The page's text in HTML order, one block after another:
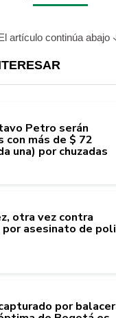
artículo continúa abajo
Petro serán
con más de $ 72
una) por chuzadas
otra vez contra
asesinato de
por